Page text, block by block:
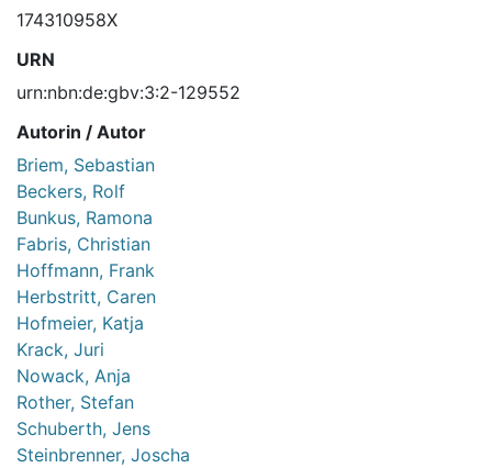
174310958X
URN
urn:nbn:de:gbv:3:2-129552
Autorin / Autor
Briem, Sebastian
Beckers, Rolf
Bunkus, Ramona
Fabris, Christian
Hoffmann, Frank
Herbstritt, Caren
Hofmeier, Katja
Krack, Juri
Nowack, Anja
Rother, Stefan
Schuberth, Jens
Steinbrenner, Joscha